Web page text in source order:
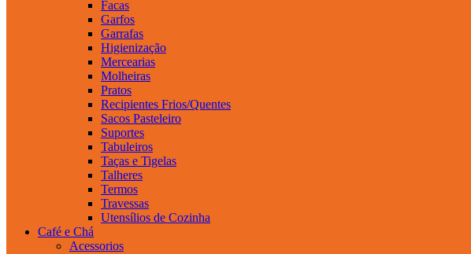
Facas
Garfos
Garrafas
Higienização
Mercearias
Molheiras
Pratos
Recipientes Frios/Quentes
Sacos Pasteleiro
Suportes
Tabuleiros
Taças e Tigelas
Talheres
Termos
Travessas
Utensílios de Cozinha
Café e Chá
Acessorios